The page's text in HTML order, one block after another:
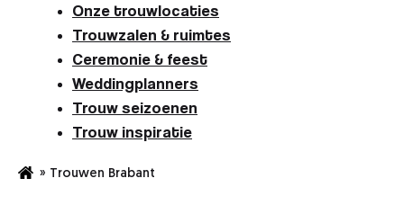
Onze trouwlocaties
Trouwzalen & ruimtes
Ceremonie & feest
Weddingplanners
Trouw seizoenen
Trouw inspiratie
» Trouwen Brabant